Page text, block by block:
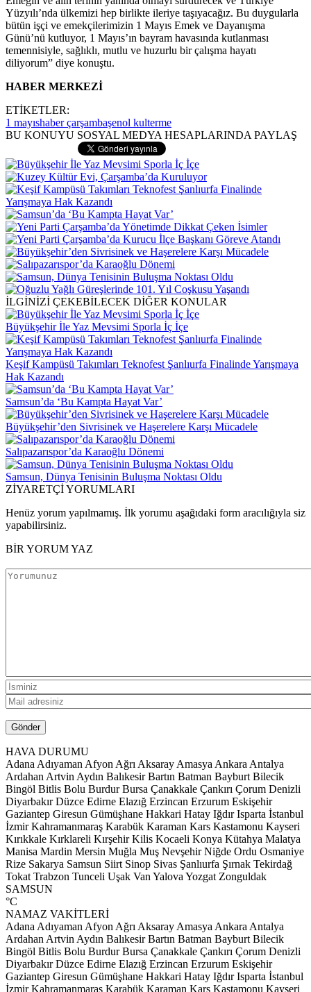
Yüzyılı’nda ülkemizi hep birlikte ileriye taşıyacağız. Bu duygularla
bütün işçi ve emekçilerimizin 1 Mayıs Emek ve Dayanışma
Günü’nü kutluyor, 1 Mayıs’ın bayram havasında kutlanması
temennisiyle, sağlıklı, mutlu ve huzurlu bir çalışma hayatı
diliyorum” diye konuştu.
HABER MERKEZİ
ETİKETLER:
1 mayıshaber çarşambaşenol kulterme
BU KONUYU SOSYAL MEDYA HESAPLARINDA PAYLAŞ
İLGİNİZİ ÇEKEBİLECEK DİĞER KONULAR
Büyükşehir İle Yaz Mevsimi Sporla İç İçe
Keşif Kampüsü Takımları Teknofest Şanlıurfa Finalinde Yarışmaya
Hak Kazandı
Samsun’da ‘Bu Kampta Hayat Var’
Büyükşehir’den Sivrisinek ve Haşerelere Karşı Mücadele
Salıpazarıspor’da Karaoğlu Dönemi
Samsun, Dünya Tenisinin Buluşma Noktası Oldu
ZİYARETÇİ YORUMLARI
Henüz yorum yapılmamış. İlk yorumu aşağıdaki form aracılığıyla siz
yapabilirsiniz.
BİR YORUM YAZ
HAVA DURUMU
Adana Adıyaman Afyon Ağrı Aksaray Amasya Ankara Antalya
Ardahan Artvin Aydın Balıkesir Bartın Batman Bayburt Bilecik
Bingöl Bitlis Bolu Burdur Bursa Çanakkale Çankırı Çorum Denizli
Diyarbakır Düzce Edirne Elazığ Erzincan Erzurum Eskişehir
Gaziantep Giresun Gümüşhane Hakkari Hatay Iğdır Isparta İstanbul
İzmir Kahramanmaraş Karabük Karaman Kars Kastamonu Kayseri
Kırıkkale Kırklareli Kırşehir Kilis Kocaeli Konya Kütahya Malatya
Manisa Mardin Mersin Muğla Muş Nevşehir Niğde Ordu Osmaniye
Rize Sakarya Samsun Siirt Sinop Sivas Şanlıurfa Şırnak Tekirdağ
Tokat Trabzon Tunceli Uşak Van Yalova Yozgat Zonguldak
SAMSUN
°C
NAMAZ VAKİTLERİ
Adana Adıyaman Afyon Ağrı Aksaray Amasya Ankara Antalya
Ardahan Artvin Aydın Balıkesir Bartın Batman Bayburt Bilecik
Bingöl Bitlis Bolu Burdur Bursa Çanakkale Çankırı Çorum Denizli
Diyarbakır Düzce Edirne Elazığ Erzincan Erzurum Eskişehir
Gaziantep Giresun Gümüşhane Hakkari Hatay Iğdır Isparta İstanbul
İzmir Kahramanmaraş Karabük Karaman Kars Kastamonu Kayseri